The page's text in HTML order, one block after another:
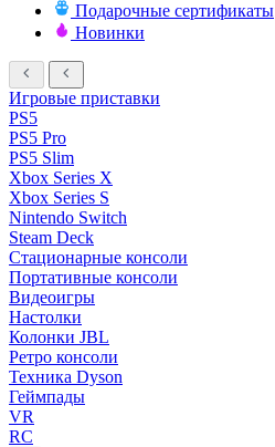
Подарочные сертификаты
Новинки
Игровые приставки
PS5
PS5 Pro
PS5 Slim
Xbox Series X
Xbox Series S
Nintendo Switch
Steam Deck
Стационарные консоли
Портативные консоли
Видеоигры
Настолки
Колонки JBL
Ретро консоли
Техника Dyson
Геймпады
VR
RC